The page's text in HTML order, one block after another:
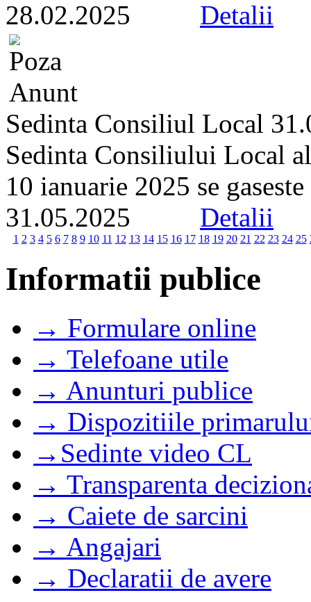
28.02.2025 Detalii
Sedinta Consiliul Local
Sedinta Consiliului Local
10 ianuarie 2025 se
31.05.2025 Detalii
1 2 3 4 5 6 7 8 9 10 11 12 13 14 15 16 17 18 19 20 21 22 23 24 25
Informatii publice
→ Formulare online
→ Telefoane utile
→ Anunturi publice
→ Dispozitiile
→Sedinte video CL
→ Transparenta
→ Caiete de sarcini
→ Angajari
→ Declaratii de avere